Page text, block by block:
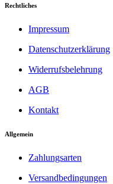
Rechtliches
Impressum
Datenschutzerklärung
Widerrufsbelehrung
AGB
Kontakt
Allgemein
Zahlungsarten
Versandbedingungen